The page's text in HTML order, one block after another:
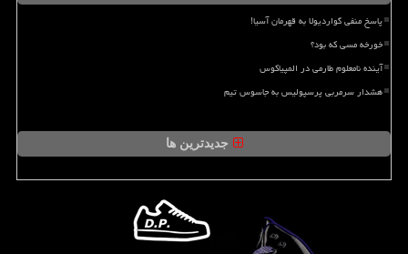
پاسخ منفی گواردیولا به قهرمان آسیا!
خورخه مسی که بود؟
آینده نامعلوم طارمی در المپیاکوس
هشدار سرمربی پرسپولیس به جاسوس تیم
جدیدترین ها